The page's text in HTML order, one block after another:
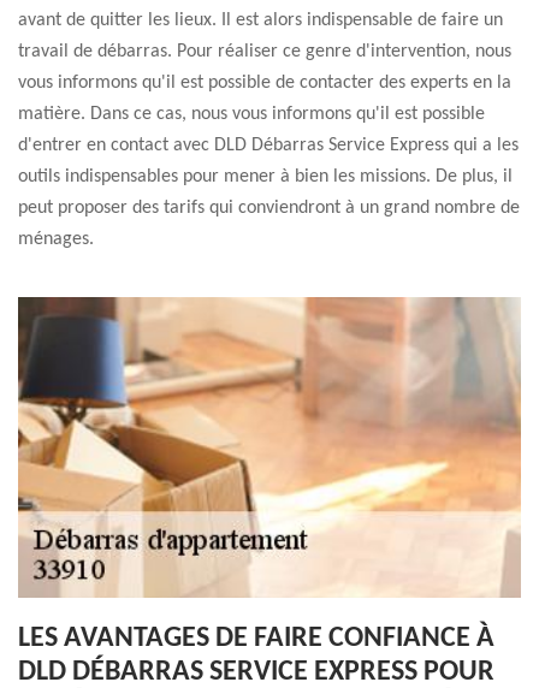
avant de quitter les lieux. Il est alors indispensable de faire un
travail de débarras. Pour réaliser ce genre d'intervention, nous
vous informons qu'il est possible de contacter des experts en la
matière. Dans ce cas, nous vous informons qu'il est possible
d'entrer en contact avec DLD Débarras Service Express qui a les
outils indispensables pour mener à bien les missions. De plus, il
peut proposer des tarifs qui conviendront à un grand nombre de
ménages.
LES AVANTAGES DE FAIRE CONFIANCE À
DLD DÉBARRAS SERVICE EXPRESS POUR